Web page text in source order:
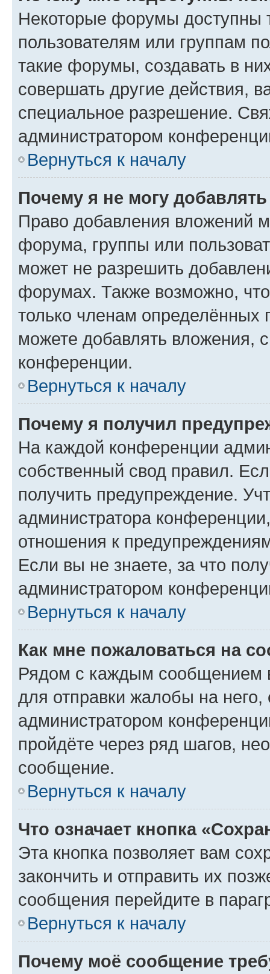
Некоторые форумы доступны
пользователям или группам
такие форумы, создавать в
совершать другие действия,
специальное разрешение.
администратором
Вернуться к началу
Почему я не могу
Право добавления вложений
форума, группы или
может не разрешить
форумах. Также возможно,
только членам определённых
можете добавлять вложения,
конференции.
Вернуться к началу
Почему я получил
На каждой конференции
собственный свод правил.
получить предупреждение.
администратора
отношения к
Если вы не знаете, за что
администратором
Вернуться к началу
Как мне пожаловаться на
Рядом с каждым сообщением
для отправки жалобы на
администратором
пройдёте через ряд шагов,
сообщение.
Вернуться к началу
Что означает кнопка
Эта кнопка позволяет вам
закончить и отправить их
сообщения перейдите в
Вернуться к началу
Почему моё сообщение